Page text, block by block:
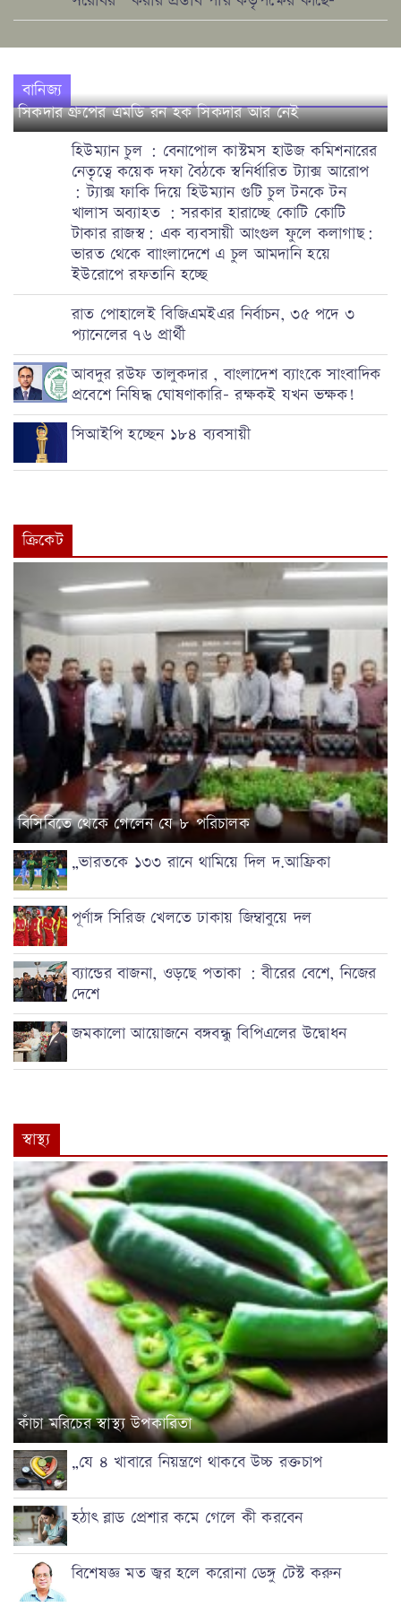
গুরুত্বপূর্ণ
Sisters of
India
বানিজ্য
সিকদার গ্রুপের এমডি রন হক সিকদার আর নেই
হিউম্যান চুল : বেনাপোল কাস্টমস হাউজ কমিশনারের
নেতৃত্বে কয়েক দফা বৈঠকে স্বনির্ধারিত ট্যাক্স আরোপ
: ট্যাক্স ফাকি দিয়ে হিউম্যান গুটি চুল টনকে টন
খালাস অব্যাহত : সরকার হারাচ্ছে কোটি কোটি
টাকার রাজস্ব: এক ব্যবসায়ী আংগুল ফুলে কলাগাছ:
ভারত থেকে বাাংলাদেশে এ চুল আমদানি হয়ে
ইউরোপে রফতানি হচ্ছে
রাত পোহালেই বিজিএমইএর নির্বাচন, ৩৫ পদে ৩
প্যানেলের ৭৬ প্রার্থী
আবদুর রউফ তালুকদার , বাংলাদেশ ব্যাংকে সাংবাদিক
প্রবেশে নিষিদ্ধ ঘোষণাকারি- রক্ষকই যখন ভক্ষক!
সিআইপি হচ্ছেন ১৮৪ ব্যবসায়ী
ক্রিকেট
বিসিবিতে থেকে গেলেন যে ৮ পরিচালক
„ভারতকে ১৩৩ রানে থামিয়ে দিল দ.আফ্রিকা
পূর্ণাঙ্গ সিরিজ খেলতে ঢাকায় জিম্বাবুয়ে দল
ব্যান্ডের বাজনা, ওড়ছে পতাকা : বীরের বেশে, নিজের
দেশে
জমকালো আয়োজনে বঙ্গবন্ধু বিপিএলের উদ্বোধন
স্বাস্থ্য
কাঁচা মরিচের স্বাস্থ্য উপকারিতা
„যে ৪ খাবারে নিয়ন্ত্রণে থাকবে উচ্চ রক্তচাপ
হঠাৎ ব্লাড প্রেশার কমে গেলে কী করবেন
বিশেষজ্ঞ মত জ্বর হলে করোনা ডেঙ্গু টেস্ট করুন